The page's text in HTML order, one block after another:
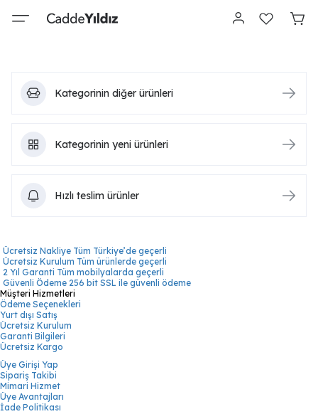
Kategorinin diğer ürünleri
Kategorinin yeni ürünleri
Hızlı teslim ürünler
Ücretsiz Nakliye Tüm Türkiye’de geçerli
Ücretsiz Kurulum Tüm ürünlerde geçerli
2 Yıl Garanti Tüm mobilyalarda geçerli
Güvenli Ödeme 256 bit SSL ile güvenli ödeme
Müşteri Hizmetleri
Ödeme Seçenekleri
Yurt dışı Satış
Ücretsiz Kurulum
Garanti Bilgileri
Ücretsiz Kargo
Üye Girişi Yap
Sipariş Takibi
Mimari Hizmet
Üye Avantajları
İade Politikası